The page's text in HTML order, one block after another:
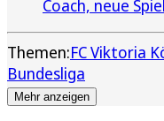
Coach, neue
Themen:FC Viktoria
Bundesliga
Mehr anzeigen